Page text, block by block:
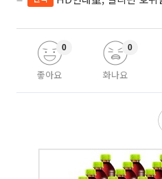
좋아요
0
화나요
0